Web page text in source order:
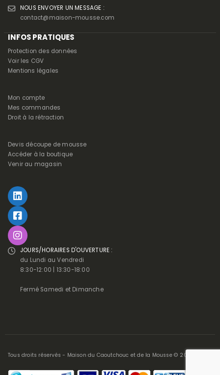
NOUS ENVOYER UN MESSAGE :
contact@maison-mousse.com
INFOS PRATIQUES
Protection des données
Voir les CGV
Mentions légales
Mon compte
Mes commandes
Droit à la rétraction
Devis découpe de mousse
Accéder à la boutique
Venir au magasin
JOURS/HORAIRES D'OUVERTURE :
du Lundi au Vendredi
8:30-12:00 | 13:30-18:00
Fermé Samedi et Dimanche
Tous droits réservés - Maison du Caoutchouc et de la Mousse © 2025